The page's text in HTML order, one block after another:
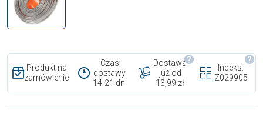
Produkt na
zamówienie
Czas
dostawy
14-21 dni
Dostawa
już od
13,99 zł
Indeks:
Z029905